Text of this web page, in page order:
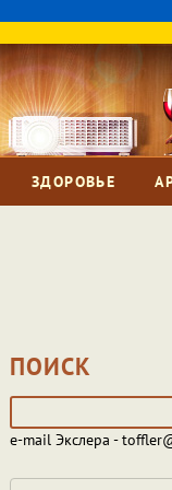
ЗДОРОВЬЕ
ПОИСК
e-mail Экслера -